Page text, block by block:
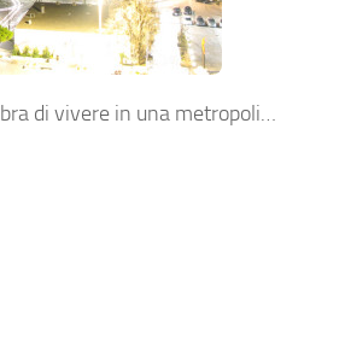
di vivere in una metropoli…